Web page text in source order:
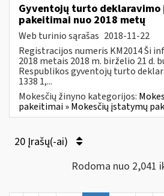
Gyventojų turto
pakeitimai nuo 2018 metų
Web turinio sąrašas 2018-11-22
Registracijos numeris KM2014 Ši
2018 metais 2018 m. birželio 21 d.
Respublikos gyventojų turto
1338 1,...
Mokesčių žinyno kategorijos:
pakeitimai » Mokesčių įstatymų
20 Įrašų(-ai)
Rodoma nuo 2,041